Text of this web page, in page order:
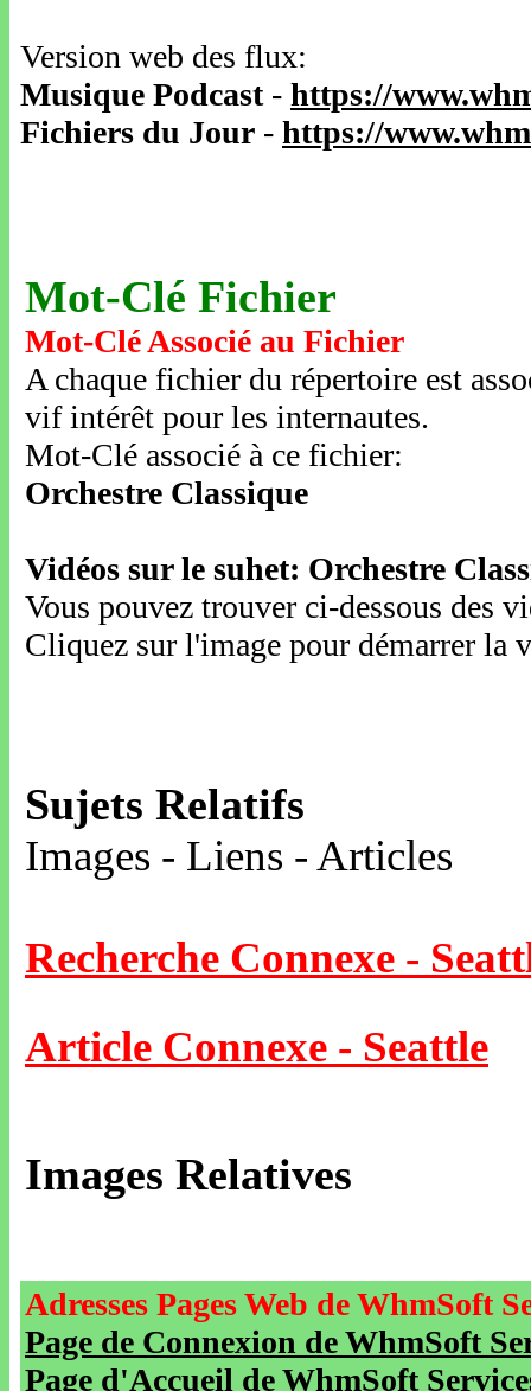
Version web des flux:
Musique Podcast- https://
Fichiers du Jour - https://
Mot-Clé Fichier
Mot-Clé Associé au Fichier
A chaque fichier du répertoire est
vif intérêt pour les internautes.
Mot-Clé associé à ce fichier:
Orchestre Classique
Vidéos sur le suhet: Orchestre
Vous pouvez trouver ci-dessous des
Cliquez sur l'image pour démarrer la
Sujets Relatifs
Images - Liens - Articles
Recherche Connexe -
Article Connexe - Seattle
Images Relatives
Adresses Pages Web de WhmSoft
Page de Connexion de WhmSoft
Page d'Accueil de WhmSoft